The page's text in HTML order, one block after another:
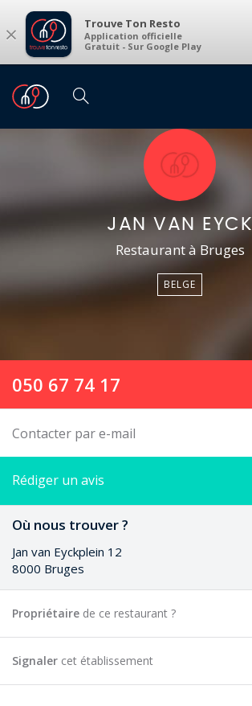
× Trouve Ton Resto
Application officielle
Gratuit - Sur Google Play
JAN VAN EYCK
Restaurant à Bruges
BELGE
050 67 74 17
Contacter par e-mail
Rédiger un avis
Où nous trouver ?
Jan van Eyckplein 12
8000 Bruges
Propriétaire de ce restaurant ?
Signaler cet établissement